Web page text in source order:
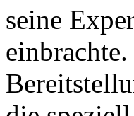
seine